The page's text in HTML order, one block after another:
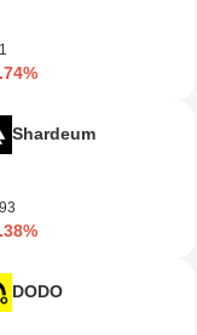
Shardeum
DODO